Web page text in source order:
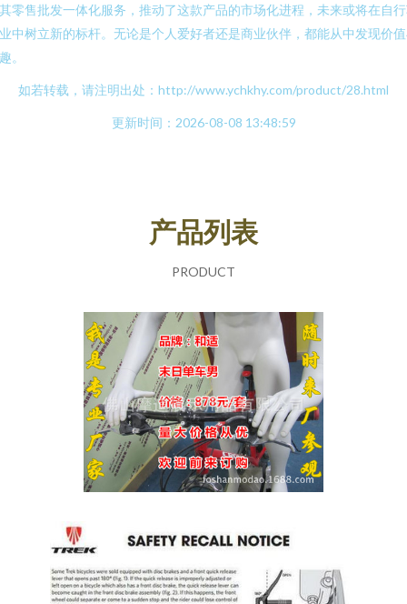
零售批发一体化服务，推动了这款产品的市场化进程，未来或将在自
中树立新的标杆。无论是个人爱好者还是商业伙伴，都能从中发现价
。
如若转载，请注明出处：http://www.ychkhy.com/product/28.html
更新时间：2026-08-08 13:48:59
产品列表
PRODUCT